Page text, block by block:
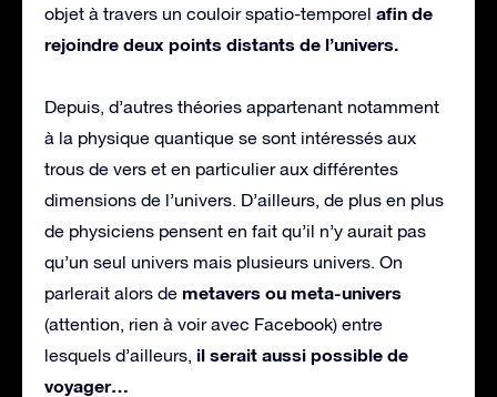
objet à travers un couloir spatio-temporel afin de
rejoindre deux points distants de l’univers.
Depuis, d’autres théories appartenant notamment
à la physique quantique se sont intéressés aux
trous de vers et en particulier aux différentes
dimensions de l’univers. D’ailleurs, de plus en plus
de physiciens pensent en fait qu’il n’y aurait pas
qu’un seul univers mais plusieurs univers. On
parlerait alors de metavers ou meta-univers
(attention, rien à voir avec Facebook) entre
lesquels d’ailleurs, il serait aussi possible de
voyager…